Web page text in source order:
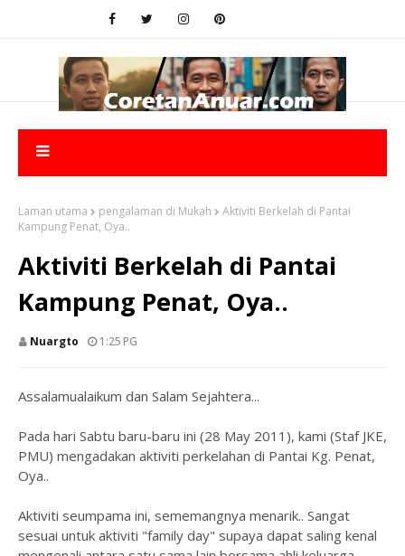
Laman utama pengalaman di Mukah
Aktiviti Berkelah di Pantai
Kampung Penat, Oya..
Aktiviti Berkelah di Pantai
Kampung Penat, Oya..
Nuargto 1:25 PG
Assalamualaikum dan Salam Sejahtera...
Pada hari Sabtu baru-baru ini (28 May 2011), kami (Staf JKE,
PMU) mengadakan aktiviti perkelahan di Pantai Kg. Penat,
Oya..
Aktiviti seumpama ini, sememangnya menarik.. Sangat
sesuai untuk aktiviti "family day" supaya dapat saling kenal